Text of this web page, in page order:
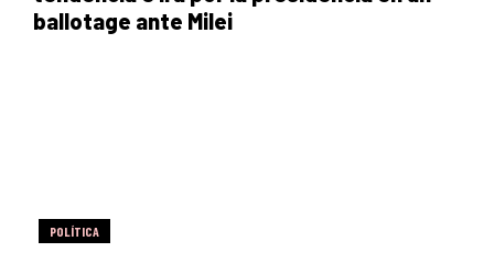
ballotage ante Milei
POLÍTICA